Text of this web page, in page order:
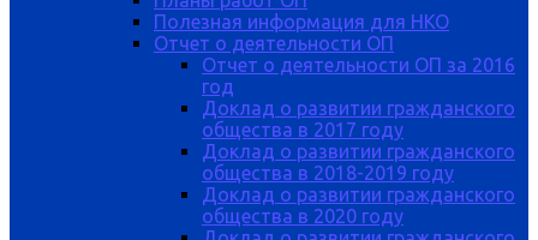
Полезная информация для НКО
Отчет о деятельности ОП
Отчет о деятельности ОП за 2016
год
Доклад о развитии гражданского
общества в 2017 году
Доклад о развитии гражданского
общества в 2018-2019 году
Доклад о развитии гражданского
общества в 2020 году